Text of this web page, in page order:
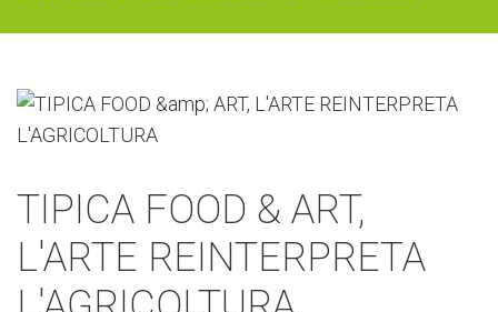
TIPICA FOOD & ART,
L'ARTE REINTERPRETA